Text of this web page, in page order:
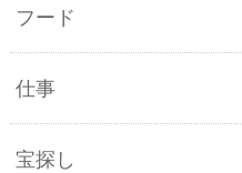
フード
仕事
宝探し